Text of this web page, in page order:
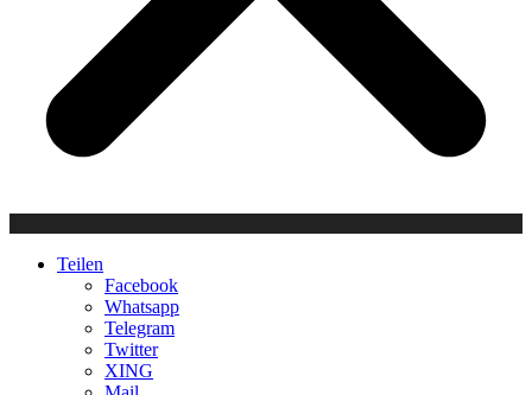
Teilen
Facebook
Whatsapp
Telegram
Twitter
XING